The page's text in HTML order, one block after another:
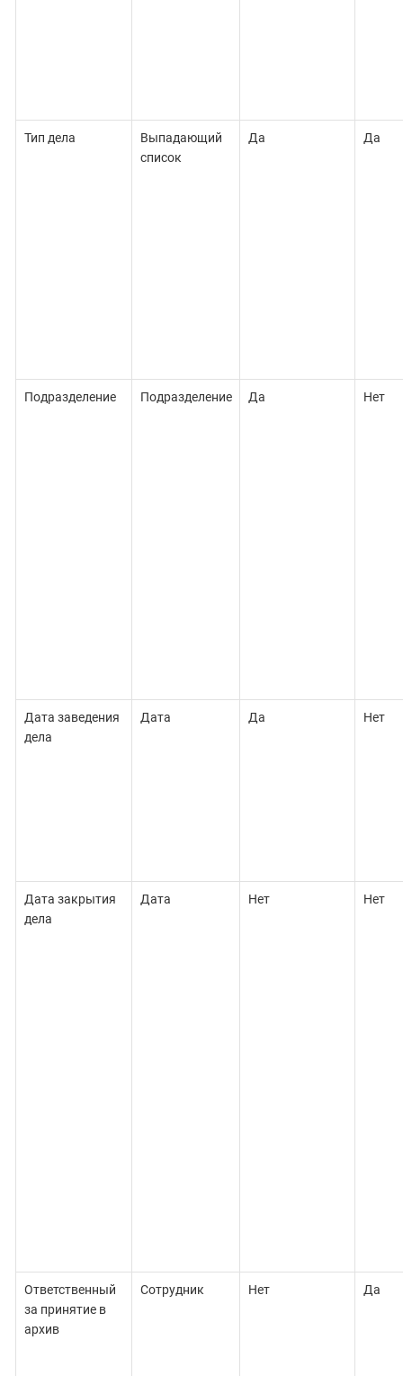
Тип дела
Выпадающий
список
Да Да
Подразделение Подразделение Да Нет
Дата заведения
дела
Дата Да Нет
Дата закрытия
дела
Дата Нет Нет
Ответственный
за принятие в
архив
Сотрудник Нет Да